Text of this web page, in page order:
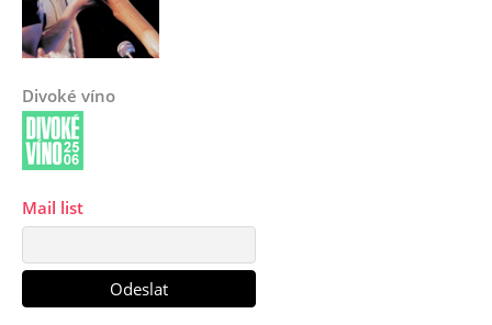
Divoké víno
Mail list